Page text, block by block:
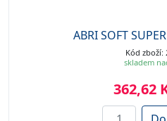
ABRI SOFT
Kód zboží:
skladem
362,62